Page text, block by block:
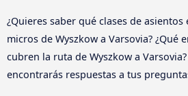
¿Quieres saber qué clases de
micros de Wyszkow a Varsovia? ¿Qué
cubren la ruta de Wyszkow a
encontrarás respuestas a tus